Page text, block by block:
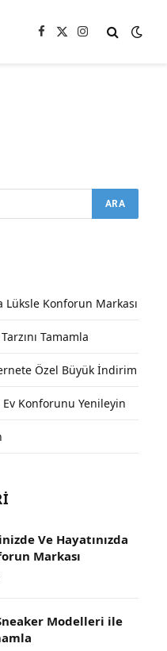
Facebook
X
Instagram
Lüksle Konforun Markası
Tamamla
Özel Büyük İndirim
Konforunu Yenileyin
Ve Hayatınızda
Markası
Modelleri ile